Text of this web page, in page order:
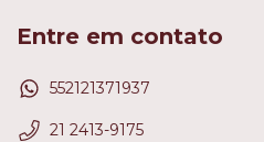
Entre em contato
552121371937
21 2413-9175